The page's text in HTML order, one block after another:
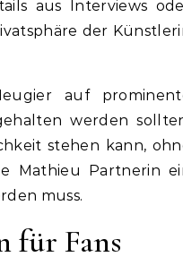
aus Interviews
der
auf
werden
stehen kann,
Mathieu Partnerin
muss.
für Fans